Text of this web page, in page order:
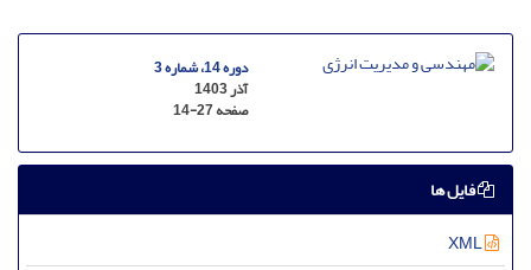
دوره 14، شماره 3
آذر 1403
صفحه14-27
فایل ها